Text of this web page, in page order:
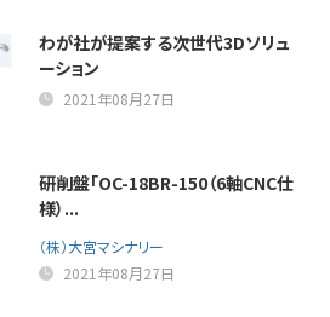
わが社が提案する次世代3Dソリュ
ーション
2021年08月27日
研削盤「OC-18BR-150（6軸CNC仕
様）...
（株）大宮マシナリー
2021年08月27日